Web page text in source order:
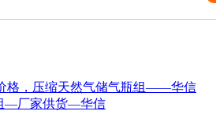
格，压缩天然气储气瓶组——华信
—厂家供货—华信